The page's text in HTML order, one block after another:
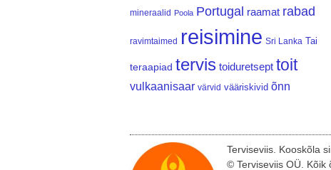
mineraalid Poola Portugal raamat rabad
ravimtaimed reisimine Sri Lanka Tai
teraapiad tervis toiduretsept toit
vulkaanisaar värvid vääriskivid õnn
Terviseviis. Kooskõla
© Terviseviis OÜ. Kõik